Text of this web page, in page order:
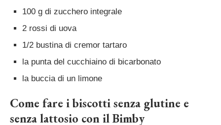
100 g di zucchero integrale
2 rossi di uova
1/2 bustina di cremor tartaro
la punta del cucchiaino di bicarbonato
la buccia di un limone
Come fare i biscotti senza glutine e
senza lattosio con il Bimby